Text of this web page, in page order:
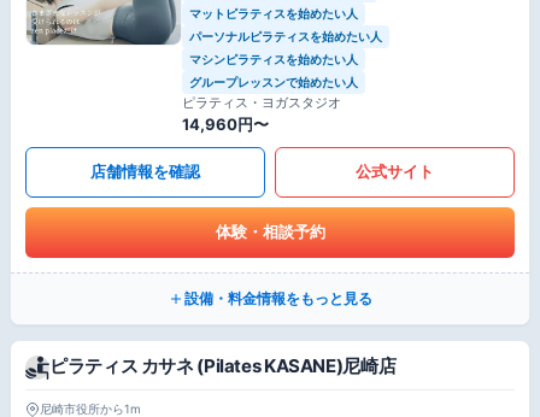
マットピラティスを始めたい人
パーソナルピラティスを始めたい人
マシンピラティスを始めたい人
グループレッスンで始めたい人
ピラティス・ヨガスタジオ
14,960円〜
店舗情報を確認 公式サイト
体験・相談予約
設備・料金情報をもっと見る
ピラティス カサネ (Pilates KASANE)尼崎店
尼崎市役所から1m